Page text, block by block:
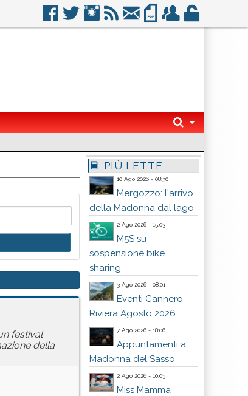
festival
della
PIÙ LETTE
10 Ago 2026 - 08:30
Mergozzo: l'arrivo
della Madonna dal lago
2 Ago 2026 - 15:03
M5S su
sospensione bike
sharing
3 Ago 2026 - 08:01
Eventi Cannero
Riviera Agosto 2026
7 Ago 2026 - 18:06
Appuntamenti a
Madonna del Sasso
2 Ago 2026 - 10:03
Miss Mamma